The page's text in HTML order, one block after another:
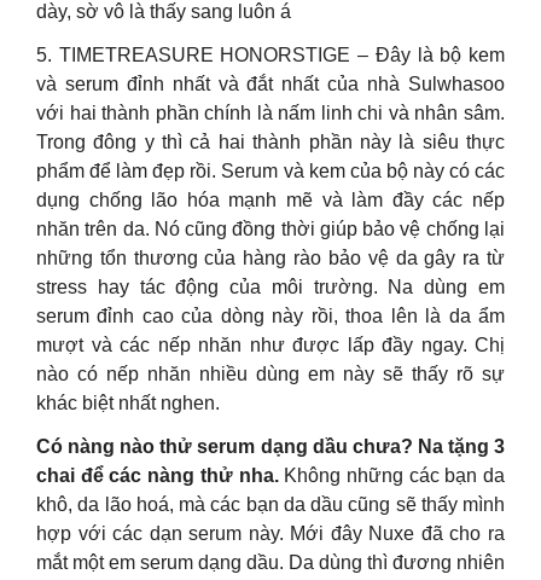
dày, sờ vô là thấy sang luôn á
5. TIMETREASURE HONORSTIGE – Đây là bộ kem
và serum đỉnh nhất và đắt nhất của nhà Sulwhasoo
với hai thành phần chính là nấm linh chi và nhân sâm.
Trong đông y thì cả hai thành phần này là siêu thực
phẩm để làm đẹp rồi. Serum và kem của bộ này có các
dụng chống lão hóa mạnh mẽ và làm đầy các nếp
nhăn trên da. Nó cũng đồng thời giúp bảo vệ chống lại
những tổn thương của hàng rào bảo vệ da gây ra từ
stress hay tác động của môi trường. Na dùng em
serum đỉnh cao của dòng này rồi, thoa lên là da ẩm
mượt và các nếp nhăn như được lấp đầy ngay. Chị
nào có nếp nhăn nhiều dùng em này sẽ thấy rõ sự
khác biệt nhất nghen.
Có nàng nào thử serum dạng dầu chưa? Na tặng 3
chai để các nàng thử nha.Không những các bạn da
khô, da lão hoá, mà các bạn da dầu cũng sẽ thấy mình
hợp với các dạn serum này. Mới đây Nuxe đã cho ra
mắt một em serum dạng dầu. Da dùng thì đương nhiên